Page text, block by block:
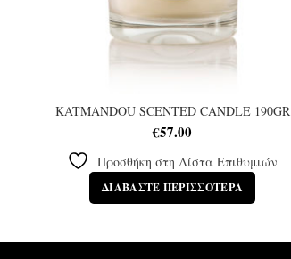
KATMANDOU SCENTED CANDLE 190GR
€57.00
Προσθήκη στη Λίστα Επιθυμιών
ΔΙΑΒΆΣΤΕ ΠΕΡΙΣΣΌΤΕΡΑ